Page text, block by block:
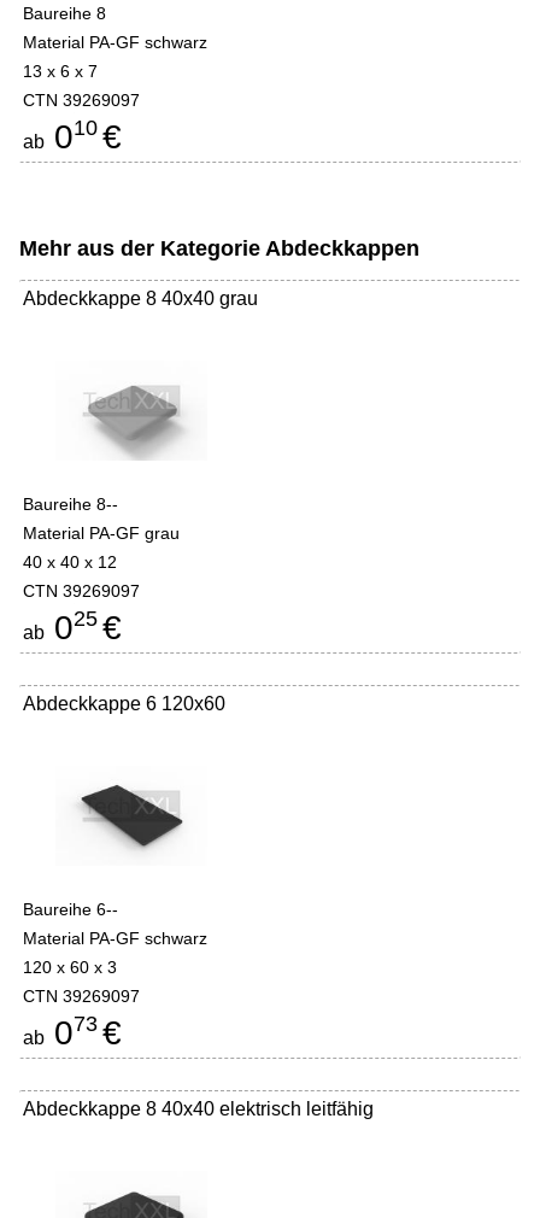
Baureihe 8
Material PA-GF schwarz
13 x 6 x 7
CTN 39269097
ab 010 €
Mehr aus der Kategorie Abdeckkappen
Abdeckkappe 8 40x40 grau
Baureihe 8--
Material PA-GF grau
40 x 40 x 12
CTN 39269097
ab 025 €
Abdeckkappe 6 120x60
Baureihe 6--
Material PA-GF schwarz
120 x 60 x 3
CTN 39269097
ab 073 €
Abdeckkappe 8 40x40 elektrisch leitfähig